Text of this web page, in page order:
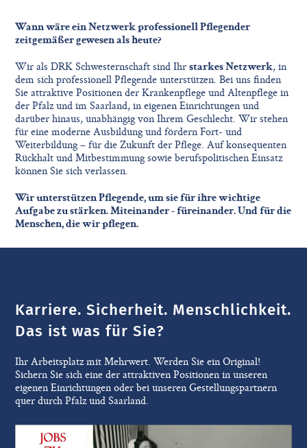
Wann wäre ein Netzwerk professionell Pflegender
zeitgemäßer gewesen als heute?
Wir als DRK Schwesternschaft sind Ihrstarkes Netzwerk, in
dem sich professionell Pflegende unterstützen. Bei uns finden
Sie attraktive Positionen der Krankenpflege und Altenpflege in
der Pfalz und im Saarland, in eigenen Einrichtungen und
darüber hinaus, unabhängig von Ihrem Geschlecht. Wir stehen
für eine moderne Ausbildung und fördern Fort- und
Weiterbildung – für die Zukunft der Pflege. Auf konsequenten
Rückhalt und Mitbestimmung sowie berufspolitischen Einsatz
können Sie sich verlassen.
Wir unterstützen Pflegende, um sie für ihre wichtige
Aufgabe zu stärken. Miteinander - füreinander. Und für die
Menschen, die wir pflegen.
Karriere. Sicherheit. Menschlichkeit.
Das ist was für Sie?
Ihr Arbeitsplatz mit Mehrwert. Werden Sie ein Original!
Sichern Sie sich eine der attraktiven Positionen in unseren
eigenen Einrichtungen oder bei unseren Gestellungspartnern
quer durch Pfalz und Saarland.